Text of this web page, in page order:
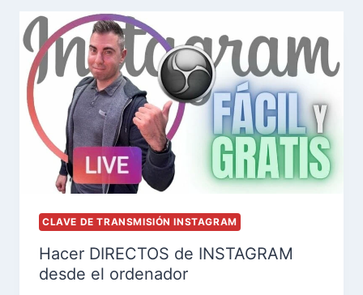
CLAVE DE TRANSMISIÓN INSTAGRAM
Hacer DIRECTOS de INSTAGRAM
desde el ordenador